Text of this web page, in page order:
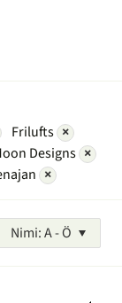
Frilufts ×
Designs ×
×
Nimi: A - Ö